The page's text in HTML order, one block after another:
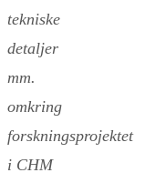
tekniske
detaljer
mm.
omkring
forskningsprojektet
i CHM